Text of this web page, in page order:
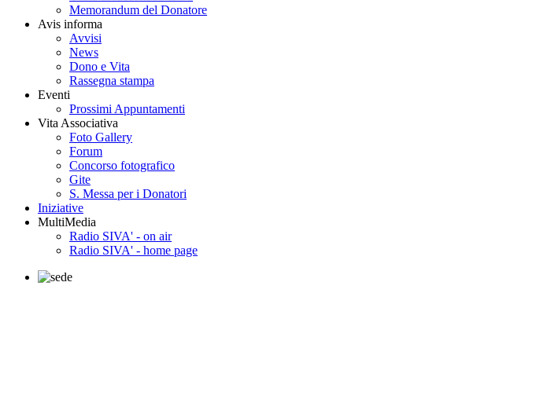
Memorandum del Donatore
Avis informa
Avvisi
News
Dono e Vita
Rassegna stampa
Eventi
Prossimi Appuntamenti
Vita Associativa
Foto Gallery
Forum
Concorso fotografico
Gite
S. Messa per i Donatori
Iniziative
MultiMedia
Radio SIVA' - on air
Radio SIVA' - home page